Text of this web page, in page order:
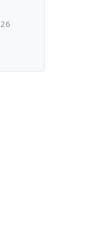
26